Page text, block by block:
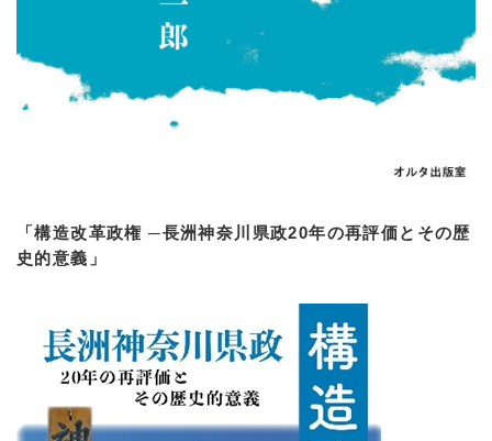
「構造改革政権 ─長洲神奈川県政20年の再評価とその歴
史的意義」